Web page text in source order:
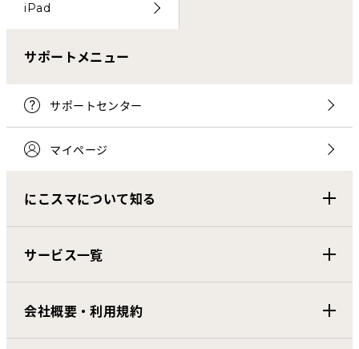
iPad
サポートメニュー
サポートセンター
マイページ
にこスマについて知る
サービス一覧
会社概要・利用規約